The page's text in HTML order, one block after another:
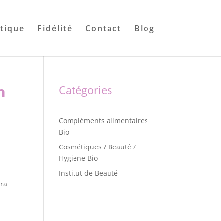
Fidélité Contact Blog
Catégories
Compléments alimentaires
Bio
Cosmétiques / Beauté /
Hygiene Bio
Institut de Beauté